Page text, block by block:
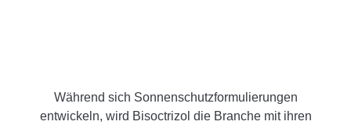
Während sich Sonnenschutzformulierungen
entwickeln, wird Bisoctrizol die Branche mit ihren